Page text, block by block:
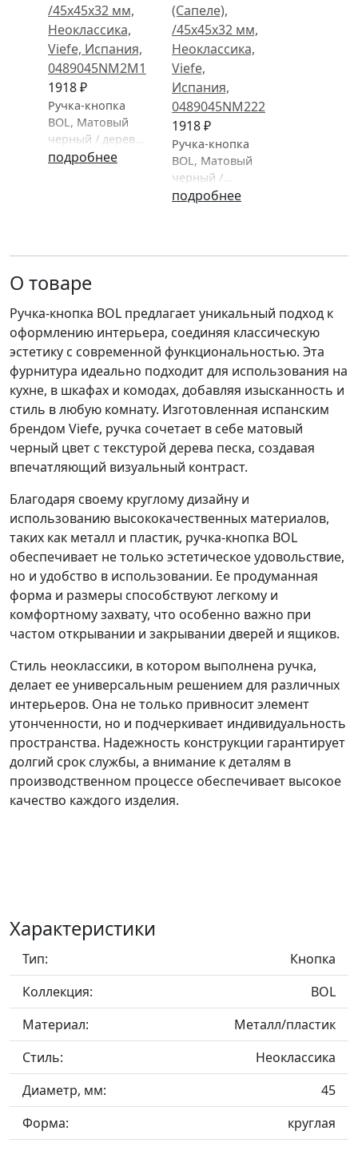
1918 ₽
Ручка-кнопка
BOL, Матовый
черный / дерево
матовый белый,
подробнее
1918 ₽
Ручка-кнопка
BOL, Матовый
черный /
красное дерево
Viefe, Испания
подробнее
О товаре
Ручка-кнопка BOL предлагает уникальный подход к
оформлению интерьера, соединяя классическую
эстетику с современной функциональностью. Эта
фурнитура идеально подходит для использования на
кухне, в шкафах и комодах, добавляя изысканность и
стиль в любую комнату. Изготовленная испанским
брендом Viefe, ручка сочетает в себе матовый
черный цвет с текстурой дерева песка, создавая
впечатляющий визуальный контраст.
Благодаря своему круглому дизайну и
использованию высококачественных материалов,
таких как металл и пластик, ручка-кнопка BOL
обеспечивает не только эстетическое удовольствие,
но и удобство в использовании. Ее продуманная
форма и размеры способствуют легкому и
комфортному захвату, что особенно важно при
частом открывании и закрывании дверей и ящиков.
Стиль неоклассики, в котором выполнена ручка,
делает ее универсальным решением для различных
интерьеров. Она не только привносит элемент
утонченности, но и подчеркивает индивидуальность
пространства. Надежность конструкции гарантирует
долгий срок службы, а внимание к деталям в
производственном процессе обеспечивает высокое
качество каждого изделия.
Характеристики
Тип:
Кнопка
Коллекция:
BOL
Материал:
Металл/пластик
Стиль:
Неоклассика
Диаметр, мм:
45
Форма:
круглая